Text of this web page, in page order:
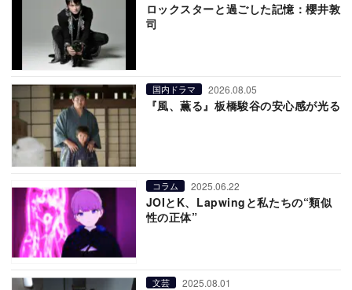
ロックスターと過ごした記憶：櫻井敦
司
国内ドラマ 2026.08.05
『風、薫る』板橋駿谷の安心感が光る
コラム 2025.06.22
JOIとK、Lapwingと私たちの“類似
性の正体”
文芸 2025.08.01